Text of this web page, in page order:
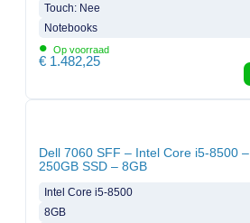
Touch: Nee
Notebooks
• Op voorraad
€ 1.482,25
Dell 7060 SFF – Intel Core i5-8500 –
250GB SSD – 8GB
Intel Core i5-8500
8GB